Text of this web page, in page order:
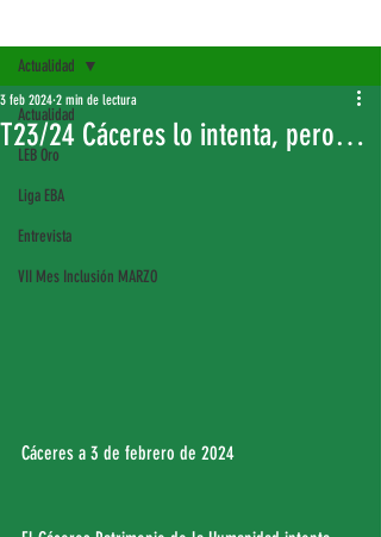
Actualidad
LEB Oro
Liga EBA
Entrevista
VII Mes Inclusión MARZO
Actualidad
T23/24 Cáceres lo intenta, pero…
3 feb 2024 2 min de lectura
Cáceres a 3 de febrero de 2024